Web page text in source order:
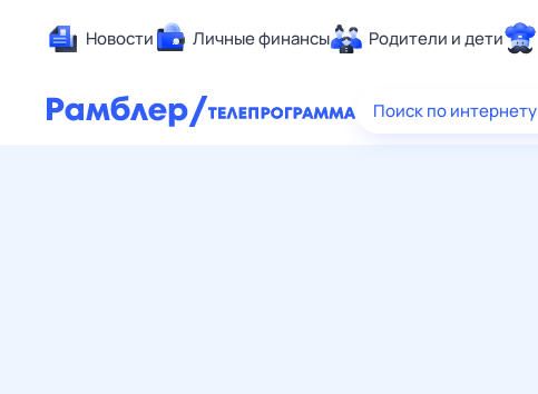
Новости Личные финансы Родители и дети
Здоровье
Поиск по интернету